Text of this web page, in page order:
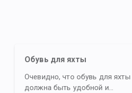
Обувь для яхты
Очевидно, что обувь для яхты
должна быть удобной и